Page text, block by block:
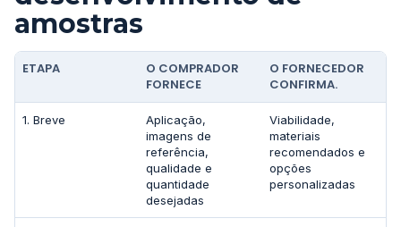
amostras
ETAPA
O COMPRADOR
FORNECE
O FORNECEDOR
CONFIRMA.
1. Breve
Aplicação,
imagens de
referência,
qualidade e
quantidade
desejadas
Viabilidade,
materiais
recomendados e
opções
personalizadas